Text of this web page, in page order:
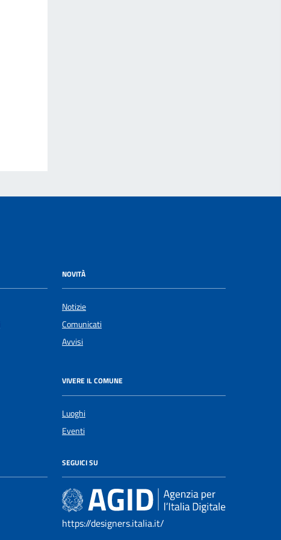
NOVITÀ
Notizie
Comunicati
Avvisi
VIVERE IL COMUNE
Luoghi
Eventi
SEGUICI SU
https://designers.italia.it/